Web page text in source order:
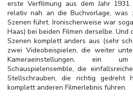
erste Verfilmung aus dem Jahr
relativ nah an die Buchvorlage, was
Szenen führt. Ironischerweise war
Haas) bei beiden Filmen derselbe.
Szenen komplett anders aus (sehr
zwei Videobeispielen, die weiter
Kameraeinstellungen, ein
Schauspielensemble, die
Stellschrauben, die richtig gedreht
komplett anderen Filmerlebnis führen.